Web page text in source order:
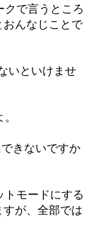
クで言うところ
おんなじことで
いといけませ
きないですか
トモードにする
すが、全部では